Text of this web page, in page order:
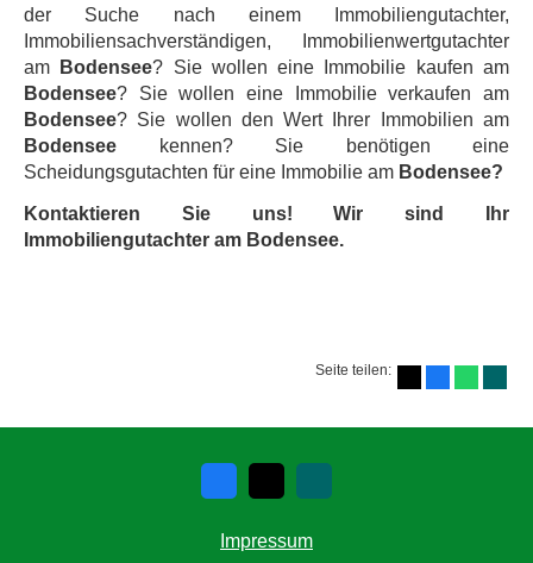
der Suche nach einem Immobiliengutachter,
Immobiliensachverständigen, Immobilienwertgutachter
am
Bodensee? Sie wollen eine Immobilie kaufen am
Bodensee? Sie wollen eine Immobilie verkaufen am
Bodensee? Sie wollen den Wert Ihrer Immobilien am
Bodensee kennen? Sie benötigen eine
Scheidungsgutachten für eine Immobilie am Bodensee?
Kontaktieren Sie uns! Wir sind Ihr
Immobiliengutachter am Bodensee.
Seite teilen:
Impressum